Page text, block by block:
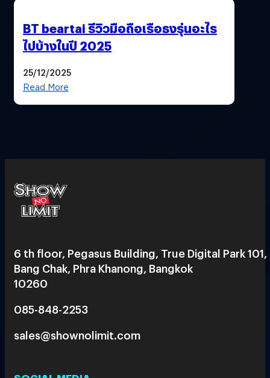
BT beartai รีวิวมือถือเรือธงรุ่นอะไร
ไปบ้างในปี 2025
25/12/2025
Read More
6 th floor, Pegasus Building, True Digital Park 101,
Bang Chak, Phra Khanong, Bangkok
10260
085-848-2253
sales@shownolimit.com